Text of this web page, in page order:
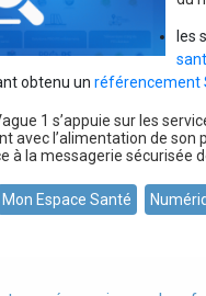
les
obtenu un référencement
1 s’appuie sur les
avec l’alimentation de
à la messagerie sécurisée
Mon Espace Santé